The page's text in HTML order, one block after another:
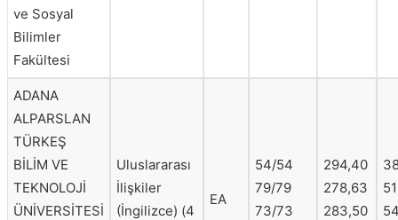
ve Sosyal
Bilimler
Fakültesi
ADANA
ALPARSLAN
TÜRKEŞ
BİLİM VE
TEKNOLOJİ
ÜNİVERSİTESİ
Uluslararası
İlişkiler
(İngilizce) (4
EA
54/54
79/79
73/73
294,40
278,63
283,50